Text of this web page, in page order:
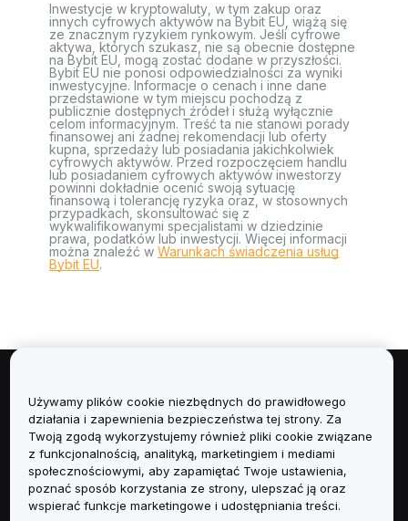
Inwestycje w kryptowaluty, w tym zakup oraz
innych cyfrowych aktywów na Bybit EU, wiążą się
ze znacznym ryzykiem rynkowym. Jeśli cyfrowe
aktywa, których szukasz, nie są obecnie dostępne
na Bybit EU, mogą zostać dodane w przyszłości.
Bybit EU nie ponosi odpowiedzialności za wyniki
inwestycyjne. Informacje o cenach i inne dane
przedstawione w tym miejscu pochodzą z
publicznie dostępnych źródeł i służą wyłącznie
celom informacyjnym. Treść ta nie stanowi porady
finansowej ani żadnej rekomendacji lub oferty
kupna, sprzedaży lub posiadania jakichkolwiek
cyfrowych aktywów. Przed rozpoczęciem handlu
lub posiadaniem cyfrowych aktywów inwestorzy
powinni dokładnie ocenić swoją sytuację
finansową i tolerancję ryzyka oraz, w stosownych
przypadkach, skonsultować się z
wykwalifikowanymi specjalistami w dziedzinie
prawa, podatków lub inwestycji. Więcej informacji
można znaleźć w Warunkach świadczenia usług
Bybit EU.
Informacje
Usługi
Obsługa Klienta
Używamy plików cookie niezbędnych do prawidłowego
działania i zapewnienia bezpieczeństwa tej strony. Za
Twoją zgodą wykorzystujemy również pliki cookie związane
z funkcjonalnością, analityką, marketingiem i mediami
społecznościowymi, aby zapamiętać Twoje ustawienia,
poznać sposób korzystania ze strony, ulepszać ją oraz
wspierać funkcje marketingowe i udostępniania treści.